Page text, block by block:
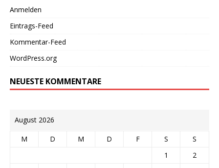
Anmelden
Eintrags-Feed
Kommentar-Feed
WordPress.org
NEUESTE KOMMENTARE
August 2026
M D M D F S
S
1
2